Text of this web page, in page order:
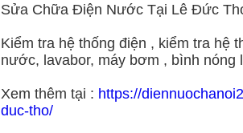
Sửa Chữa Điện Nước Tại Lê Đức
Kiểm tra hệ thống điện , kiểm tra hệ
nước, lavabor, máy bơm , bình nóng
Xem thêm tại : https://
duc-tho/